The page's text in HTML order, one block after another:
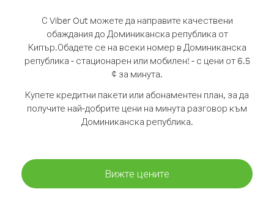
С Viber Out можете да направите качествени
обаждания до Доминиканска република от
Кипър.Обадете се на всеки номер в Доминиканска
република - стационарен или мобилен! - с цени от 6.5
¢ за минута.
Купете кредитни пакети или абонаментен план, за да
получите най-добрите цени на минута разговор към
Доминиканска република.
Вижте цените